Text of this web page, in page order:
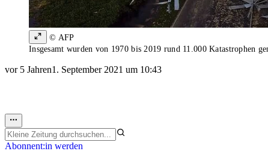
© AFP
Insgesamt wurden von 1970 bis 2019 rund 11.000 Katastrophen
vor 5 Jahren1. September 2021 um 10:43
Abonnent:in werden